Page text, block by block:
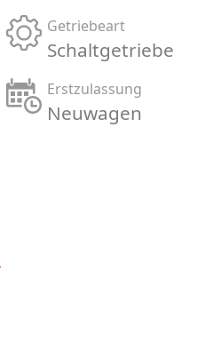
Getriebeart
Schaltgetriebe
Erstzulassung
Neuwagen